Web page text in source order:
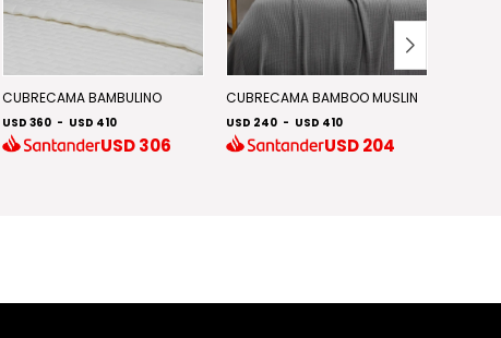
CUBRECAMA BAMBULINO
USD 360 - USD 410
USD306
CUBRECAMA BAMBOO MUSLIN
USD 240 - USD 410
USD204